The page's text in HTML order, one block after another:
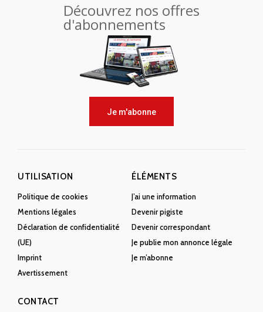
Découvrez nos offres
d'abonnements
Je m'abonne
UTILISATION
Politique de cookies
Mentions légales
Déclaration de confidentialité
(UE)
Imprint
Avertissement
ÉLÉMENTS
J’ai une information
Devenir pigiste
Devenir correspondant
Je publie mon annonce légale
Je m’abonne
CONTACT